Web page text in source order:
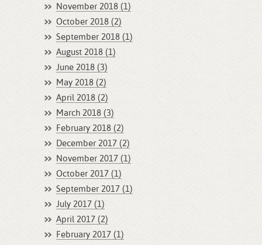
November 2018 (1)
October 2018 (2)
September 2018 (1)
August 2018 (1)
June 2018 (3)
May 2018 (2)
April 2018 (2)
March 2018 (3)
February 2018 (2)
December 2017 (2)
November 2017 (1)
October 2017 (1)
September 2017 (1)
July 2017 (1)
April 2017 (2)
February 2017 (1)